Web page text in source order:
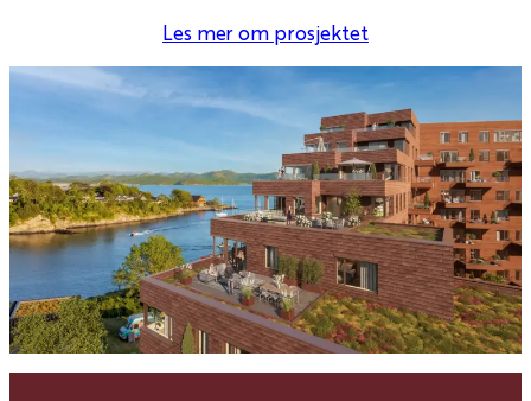
Les mer om prosjektet